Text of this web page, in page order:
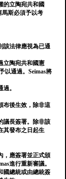
的立陶宛共和國
馬斯必須予以考
該法律應視為已通
立陶宛共和國憲
以通過。Seimas將
。
布後生效，除非這
議長簽署。除非該
其發布之日起生
，應簽署並正式頒
進行重新審議。
國總統或由總統簽